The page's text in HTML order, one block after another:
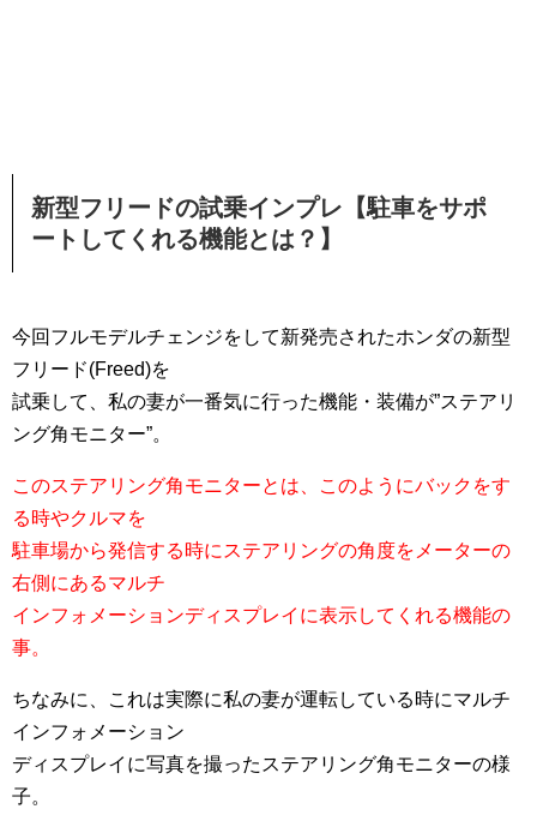
新型フリードの試乗インプレ【駐車をサポ
ートしてくれる機能とは？】
今回フルモデルチェンジをして新発売されたホンダの新型
フリード(Freed)を
試乗して、私の妻が一番気に行った機能・装備が”ステアリ
ング角モニター”。
このステアリング角モニターとは、このようにバックをす
る時やクルマを
駐車場から発信する時にステアリングの角度をメーターの
右側にあるマルチ
インフォメーションディスプレイに表示してくれる機能の
事。
ちなみに、これは実際に私の妻が運転している時にマルチ
インフォメーション
ディスプレイに写真を撮ったステアリング角モニターの様
子。